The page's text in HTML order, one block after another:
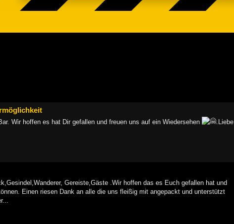
Wir hoffen es hat Dir gefallen und freuen uns auf ein Wiedersehen
.Liebe
Gereiste,Gäste .Wir hoffen das es Euch gefallen hat und
Einen riesen Dank an alle die uns fleißig mit angepackt und unterstützt